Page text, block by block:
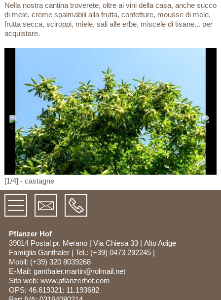
Nella nostra cantina troverete, oltre ai vini della casa, anche succo
di mele, creme spalmabili alla frutta, confetture, mousse di mele,
frutta secca, sciroppi, miele, sali alle erbe, miscele di tisane... per
acquistare.
[1/4] - castagne
Pflanzer Hof
39014 Postal pr. Merano| Via Chiesa 33| Alto Adige
Famiglia Ganthaler| Tel.: (+39) 0473 292245|
Mobil: (+39) 320 8039268
E-Mail: ganthaler.martin@rolmail.net
Sito web: www.pflanzerhof.com
GPS: 46.619321; 11.193682